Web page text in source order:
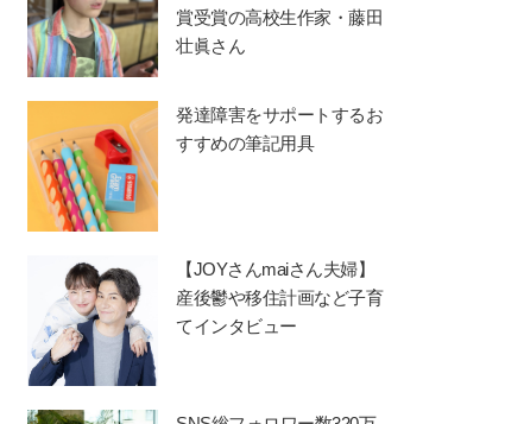
賞受賞の高校生作家・藤田
壮眞さん
発達障害をサポートするお
すすめの筆記用具
【JOYさんmaiさん夫婦】
産後鬱や移住計画など子育
てインタビュー